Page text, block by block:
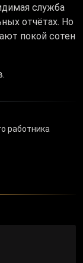
служба
отчётах. Но
покой сотен
работника